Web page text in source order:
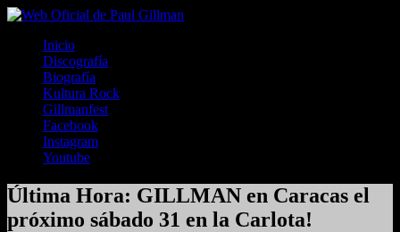
Inicio
Discografía
Biografía
Kultura Rock
Gillmanfest
Facebook
Instagram
Youtube
Última Hora: GILLMAN en Caracas el
próximo sábado 31 en la Carlota!